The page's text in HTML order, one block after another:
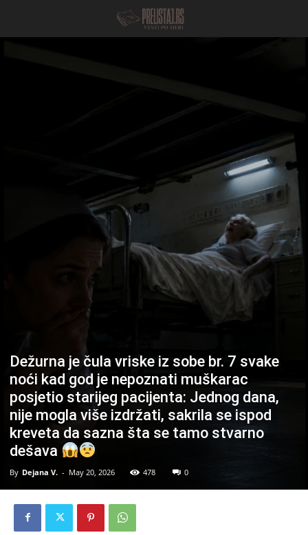
Dežurna je čula vriske iz sobe br. 7 svake
noći kad god je nepoznati muškarac
posjetio starijeg pacijenta: Jednog dana,
nije mogla više izdržati, sakrila se ispod
kreveta da sazna šta se tamo stvarno
dešava
By Dejana V. - May 20, 2026 478 0